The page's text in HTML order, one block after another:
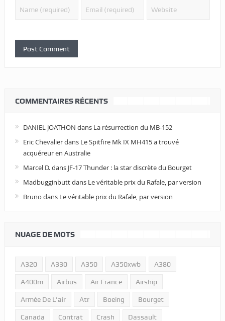
COMMENTAIRES RÉCENTS
DANIEL JOATHON dans La résurrection du MB-152
Eric Chevalierdans Le Spitfire Mk IX MH415 a trouvé
acquéreur en Australie
Marcel D.dans JF-17 Thunder : la star discrète du Bourget
Madbugginbuttdans Le véritable prix du Rafale, par version
Bruno dans Le véritable prix du Rafale, par version
NUAGE DE MOTS
A320 A330 A350 A350xwb A380
A400m Airbus Air France Airship
Armée De L'air Atr Boeing Bourget
Canada Contrat Crash Dassault